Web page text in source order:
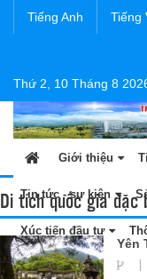
Tiếng Anh Tiếng
Thứ 2, 10 Tháng 8
Giới thiệu
Tin tức - sự kiện
Xúc tiến đầu tư
Di tích quốc gia đặc
Yên